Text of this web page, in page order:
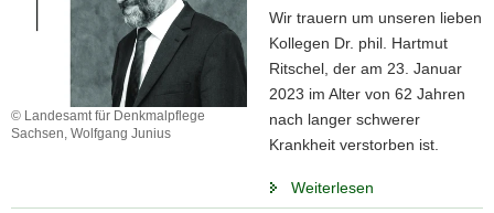
© Landesamt für Denkmalpflege
Sachsen, Wolfgang Junius
Wir trauern um unseren lieben
Kollegen Dr. phil. Hartmut
Ritschel, der am 23. Januar
2023 im Alter von 62 Jahren
nach langer schwerer
Krankheit verstorben ist.
Weiterlesen